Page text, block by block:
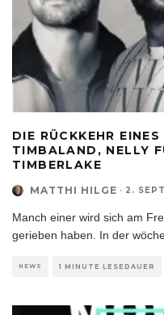
DIE RÜCKKEHR
TIMBALAND, NELLY
TIMBERLAKE
MATTHI HILGE · 2.
Manch einer wird sich am
gerieben haben. In der
NEWS 1 MINUTE LESEDAUER